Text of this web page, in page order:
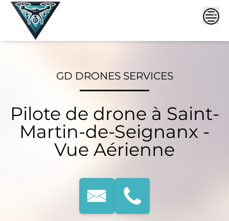
Skip
GD DRONES SERVICES
Pilote de drone à Saint-
Martin-de-Seignanx -
Vue Aérienne